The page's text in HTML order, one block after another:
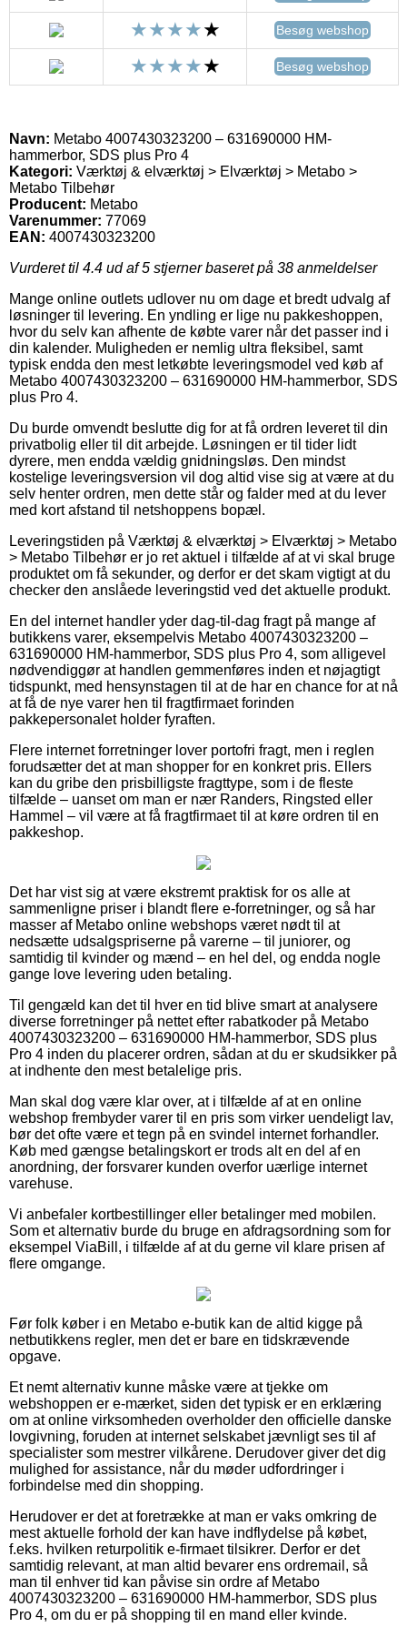
Besøg webshop
Besøg webshop
Navn: Metabo 4007430323200 – 631690000 HM-
hammerbor, SDS plus Pro 4
Kategori: Værktøj & elværktøj > Elværktøj > Metabo >
Metabo Tilbehør
Producent: Metabo
Varenummer: 77069
EAN: 4007430323200
Vurderet til 4.4 ud af 5 stjerner baseret på 38 anmeldelser
Mange online outlets udlover nu om dage et bredt udvalg af
løsninger til levering. En yndling er lige nu pakkeshoppen,
hvor du selv kan afhente de købte varer når det passer ind i
din kalender. Muligheden er nemlig ultra fleksibel, samt
typisk endda den mest letkøbte leveringsmodel ved køb af
Metabo 4007430323200 – 631690000 HM-hammerbor, SDS
plus Pro 4.
Du burde omvendt beslutte dig for at få ordren leveret til din
privatbolig eller til dit arbejde. Løsningen er til tider lidt
dyrere, men endda vældig gnidningsløs. Den mindst
kostelige leveringsversion vil dog altid vise sig at være at du
selv henter ordren, men dette står og falder med at du lever
med kort afstand til netshoppens bopæl.
Leveringstiden på Værktøj & elværktøj > Elværktøj > Metabo
> Metabo Tilbehør er jo ret aktuel i tilfælde af at vi skal bruge
produktet om få sekunder, og derfor er det skam vigtigt at du
checker den anslåede leveringstid ved det aktuelle produkt.
En del internet handler yder dag-til-dag fragt på mange af
butikkens varer, eksempelvis Metabo 4007430323200 –
631690000 HM-hammerbor, SDS plus Pro 4, som alligevel
nødvendiggør at handlen gemmenføres inden et nøjagtigt
tidspunkt, med hensynstagen til at de har en chance for at nå
at få de nye varer hen til fragtfirmaet forinden
pakkepersonalet holder fyraften.
Flere internet forretninger lover portofri fragt, men i reglen
forudsætter det at man shopper for en konkret pris. Ellers
kan du gribe den prisbilligste fragttype, som i de fleste
tilfælde – uanset om man er nær Randers, Ringsted eller
Hammel – vil være at få fragtfirmaet til at køre ordren til en
pakkeshop.
Det har vist sig at være ekstremt praktisk for os alle at
sammenligne priser i blandt flere e-forretninger, og så har
masser af Metabo online webshops været nødt til at
nedsætte udsalgspriserne på varerne – til juniorer, og
samtidig til kvinder og mænd – en hel del, og endda nogle
gange love levering uden betaling.
Til gengæld kan det til hver en tid blive smart at analysere
diverse forretninger på nettet efter rabatkoder på Metabo
4007430323200 – 631690000 HM-hammerbor, SDS plus
Pro 4 inden du placerer ordren, sådan at du er skudsikker på
at indhente den mest betalelige pris.
Man skal dog være klar over, at i tilfælde af at en online
webshop frembyder varer til en pris som virker uendeligt lav,
bør det ofte være et tegn på en svindel internet forhandler.
Køb med gængse betalingskort er trods alt en del af en
anordning, der forsvarer kunden overfor uærlige internet
varehuse.
Vi anbefaler kortbestillinger eller betalinger med mobilen.
Som et alternativ burde du bruge en afdragsordning som for
eksempel ViaBill, i tilfælde af at du gerne vil klare prisen af
flere omgange.
Før folk køber i en Metabo e-butik kan de altid kigge på
netbutikkens regler, men det er bare en tidskrævende
opgave.
Et nemt alternativ kunne måske være at tjekke om
webshoppen er e-mærket, siden det typisk er en erklæring
om at online virksomheden overholder den officielle danske
lovgivning, foruden at internet selskabet jævnligt ses til af
specialister som mestrer vilkårene. Derudover giver det dig
mulighed for assistance, når du møder udfordringer i
forbindelse med din shopping.
Herudover er det at foretrække at man er vaks omkring de
mest aktuelle forhold der kan have indflydelse på købet,
f.eks. hvilken returpolitik e-firmaet tilsikrer. Derfor er det
samtidig relevant, at man altid bevarer ens ordremail, så
man til enhver tid kan påvise sin ordre af Metabo
4007430323200 – 631690000 HM-hammerbor, SDS plus
Pro 4, om du er på shopping til en mand eller kvinde.